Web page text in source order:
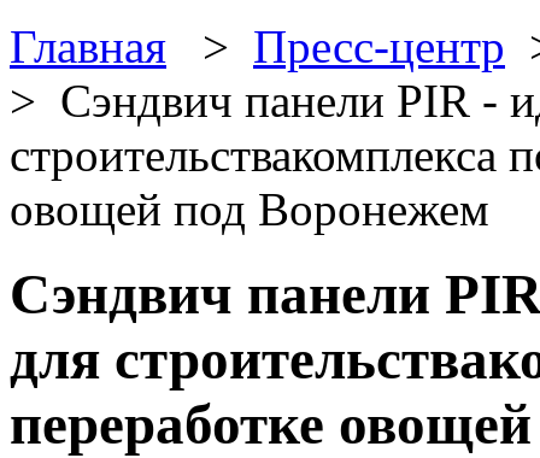
Главная > Пресс-центр
> Сэндвич панели PIR -
строительствакомплекса
овощей под Воронежем
Сэндвич панели
для
переработке